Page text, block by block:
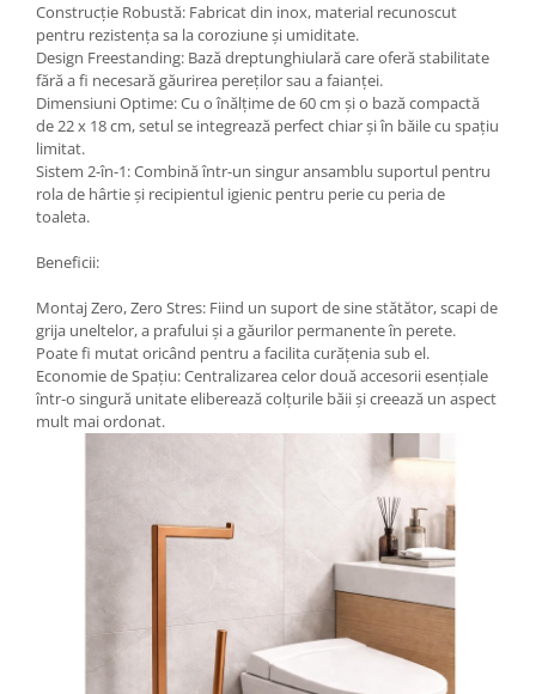
Construcție Robustă: Fabricat din inox, material recunoscut
pentru rezistența sa la coroziune și umiditate.
Design Freestanding: Bază dreptunghiulară care oferă stabilitate
fără a fi necesară găurirea pereților sau a faianței.
Dimensiuni Optime: Cu o înălțime de 60 cm și o bază compactă
de 22 x 18 cm, setul se integrează perfect chiar și în băile cu spațiu
limitat.
Sistem 2-în-1: Combină într-un singur ansamblu suportul pentru
rola de hârtie și recipientul igienic pentru perie cu peria de
toaleta.
Beneficii:
Montaj Zero, Zero Stres: Fiind un suport de sine stătător, scapi de
grija uneltelor, a prafului și a găurilor permanente în perete.
Poate fi mutat oricând pentru a facilita curățenia sub el.
Economie de Spațiu: Centralizarea celor două accesorii esențiale
într-o singură unitate eliberează colțurile băii și creează un aspect
mult mai ordonat.